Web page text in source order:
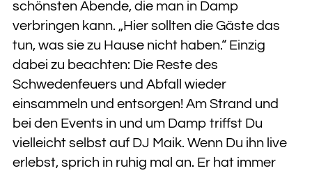
schönsten Abende, die man in Damp
verbringen kann. „Hier sollten die Gäste das
tun, was sie zu Hause nicht haben.“ Einzig
dabei zu beachten: Die Reste des
Schwedenfeuers und Abfall wieder
einsammeln und entsorgen! Am Strand und
bei den Events in und um Damp triffst Du
vielleicht selbst auf DJ Maik. Wenn Du ihn live
erlebst, sprich in ruhig mal an. Er hat immer